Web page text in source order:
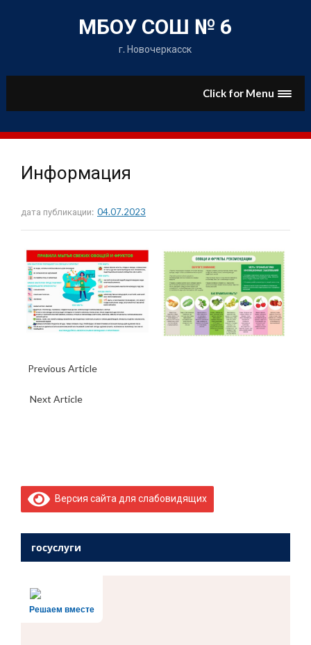
content
МБОУ СОШ № 6
г. Новочеркасск
Click for Menu
Информация
дата публикации: 04.07.2023
Previous Article
Next Article
Версия сайта для слабовидящих
госуслуги
Решаем вместе